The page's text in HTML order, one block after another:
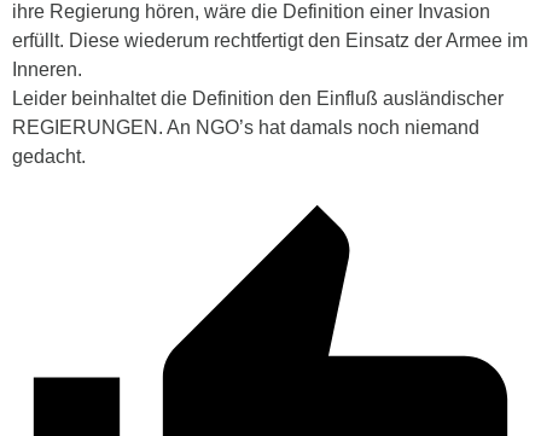
ihre Regierung hören, wäre die Definition einer Invasion
erfüllt. Diese wiederum rechtfertigt den Einsatz der Armee im
Inneren.
Leider beinhaltet die Definition den Einfluß ausländischer
REGIERUNGEN. An NGO’s hat damals noch niemand
gedacht.